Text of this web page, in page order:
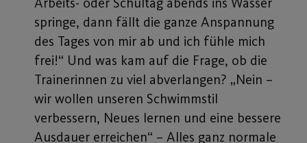
springe, dann fällt die ganze Anspannung
des Tages von mir ab und ich fühle mich
frei!“ Und was kam auf die Frage, ob die
Trainerinnen zu viel abverlangen? „Nein –
wir wollen unseren Schwimmstil
verbessern, Neues lernen und eine bessere
Ausdauer erreichen“ – Alles ganz normale